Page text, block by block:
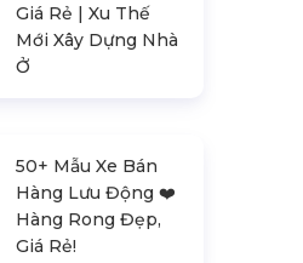
Giá Rẻ | Xu Thế
Mới Xây Dựng Nhà
Ở
50+ Mẫu Xe Bán
Hàng Lưu Động ❤️️
Hàng Rong Đẹp,
Giá Rẻ!